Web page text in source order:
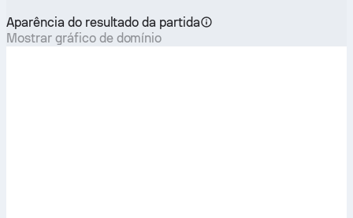
Aparência do resultado da partida
Mostrar gráfico de domínio